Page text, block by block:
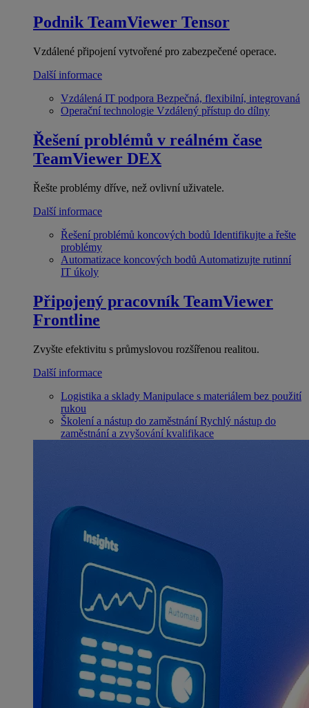
Podnik TeamViewer Tensor
Vzdálené připojení vytvořené pro zabezpečené operace.
Další informace
Vzdálená IT podpora Bezpečná, flexibilní, integrovaná
Operační technologie Vzdálený přístup do dílny
Řešení problémů v reálném čase
TeamViewer DEX
Řešte problémy dříve, než ovlivní uživatele.
Další informace
Řešení problémů koncových bodů Identifikujte a řešte
problémy
Automatizace koncových bodů Automatizujte rutinní
IT úkoly
Připojený pracovník TeamViewer
Frontline
Zvyšte efektivitu s průmyslovou rozšířenou realitou.
Další informace
Logistika a sklady Manipulace s materiálem bez použití
rukou
Školení a nástup do zaměstnání Rychlý nástup do
zaměstnání a zvyšování kvalifikace